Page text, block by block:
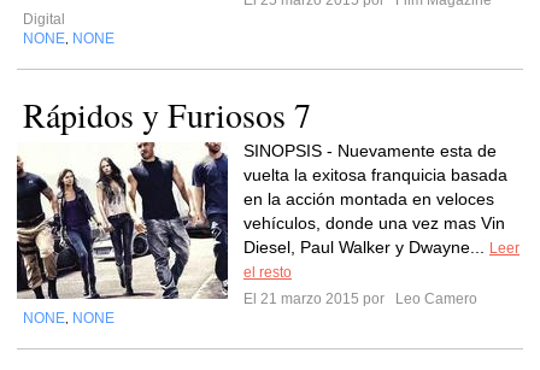
Digital
NONE NONE
Rápidos y Furiosos 7
SINOPSIS - Nuevamente esta de
vuelta la exitosa franquicia basada
en la acción montada en veloces
vehículos, donde una vez mas Vin
Diesel, Paul Walker y Dwayne...
Leer
el resto
El 21 marzo 2015 por
Leo Camero
NONE NONE